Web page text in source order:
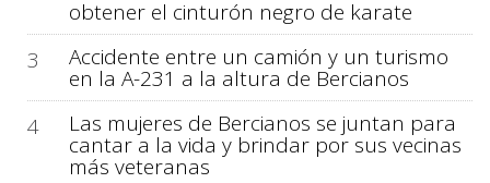
obtener el cinturón negro de karate
3
Accidente entre un camión y un turismo
en la A-231 a la altura de Bercianos
4
Las mujeres de Bercianos se juntan para
cantar a la vida y brindar por sus vecinas
más veteranas